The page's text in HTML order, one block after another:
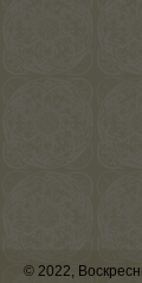
© 2022,